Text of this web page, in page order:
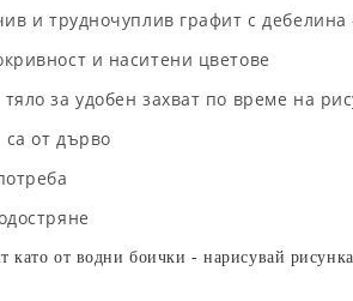
и трудночуплив графит с
и наситени цветове
за удобен захват по време на
от дърво
като от водни боички - нарисувай